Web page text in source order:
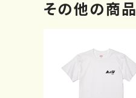
その他の商品